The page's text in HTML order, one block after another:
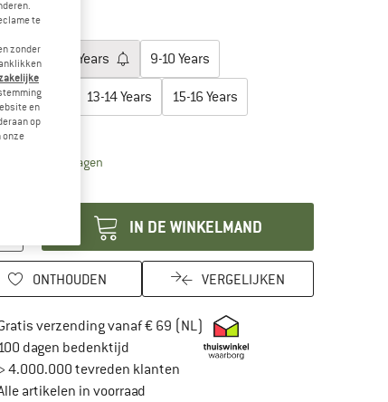
maat:
7-8 Years 9-10 Years
Years 13-14 Years 15-16 Years
3-5 werkdagenDe link wordt geopend in een infovak en bevat
IN DE WINKELMAND
ONTHOUDEN VERGELIJKEN
verzending vanaf € 69 (NL) Vind hier de
100 dagen bedenktijdVind de betalingsinformatie hier! Opent in
> 4.000.000 tevreden klanten
artikelen in voorraad
te
zonder
en
op
onze